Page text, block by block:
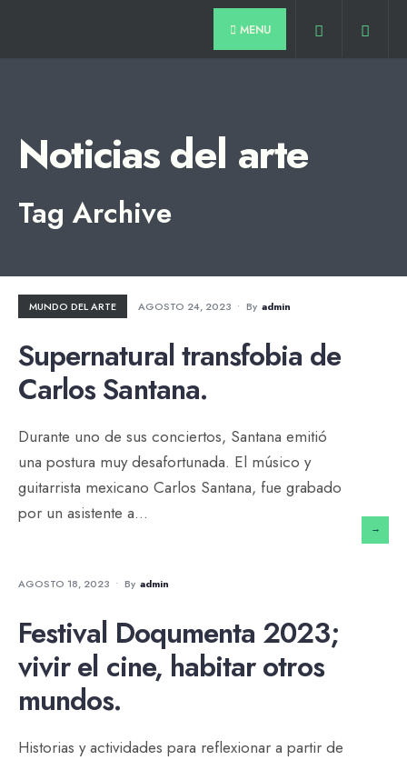
MENU
Noticias del arte
Tag Archive
MUNDO DEL ARTE AGOSTO 24, 2023 • By Admin
Supernatural transfobia de
Carlos Santana.
Durante uno de sus conciertos, Santana emitió
una postura muy desafortunada. El músico y
guitarrista mexicano Carlos Santana, fue grabado
por un asistente a...
→
AGOSTO 18, 2023 • By Admin
Festival Doqumenta 2023;
vivir el cine, habitar otros
mundos.
Historias y actividades para reflexionar a partir de